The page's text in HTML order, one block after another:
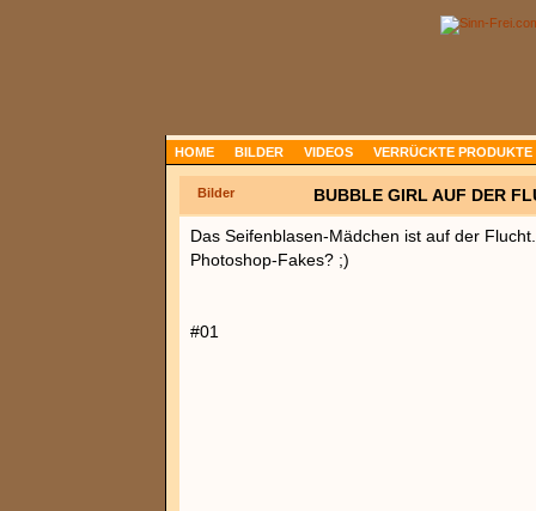
HOME BILDER VIDEOS VERRÜCKTE PRODUKTE
Bilder BUBBLE GIRL AUF DER
Das Seifenblasen-Mädchen ist auf der
Photoshop-Fakes? ;)
#01